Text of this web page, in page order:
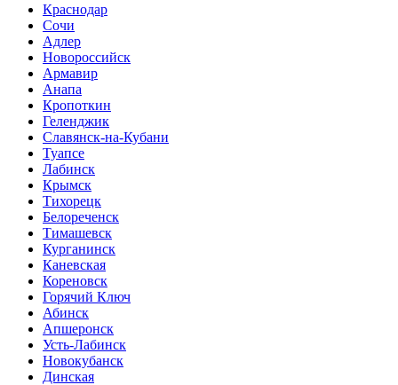
Краснодар
Сочи
Адлер
Новороссийск
Армавир
Анапа
Кропоткин
Геленджик
Славянск-на-Кубани
Туапсе
Лабинск
Крымск
Тихорецк
Белореченск
Тимашевск
Курганинск
Каневская
Кореновск
Горячий Ключ
Абинск
Апшеронск
Усть-Лабинск
Новокубанск
Динская